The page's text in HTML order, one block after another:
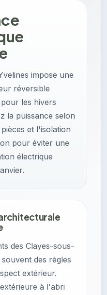
impose une
réversible
les hivers
la puissance selon
et l'isolation
pour éviter une
électrique
des Clayes-sous-
des règles
extérieur.
à l'abri